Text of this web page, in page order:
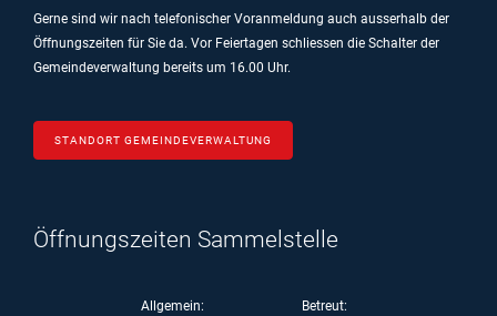
Gerne sind wir nach telefonischer Voranmeldung auch ausserhalb der
Öffnungszeiten für Sie da. Vor Feiertagen schliessen die Schalter der
Gemeindeverwaltung bereits um 16.00 Uhr.
STANDORT GEMEINDEVERWALTUNG
Öffnungszeiten Sammelstelle
Allgemein: Betreut: